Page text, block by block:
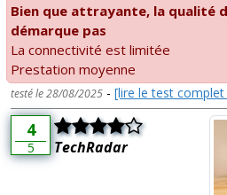
Bien que attrayante, la qualité
démarque pas
La connectivité est limitée
Prestation moyenne
testé le 28/08/2025 - [lire le test
4
5 TechRadar